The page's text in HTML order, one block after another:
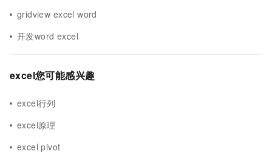
gridview excel word
开发word excel
excel您可能感兴趣
excel行列
excel原理
excel pivot